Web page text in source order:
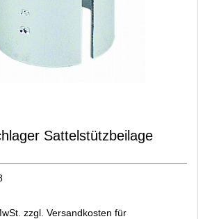
Sattelstützbeilage
zzgl. Versandkosten für